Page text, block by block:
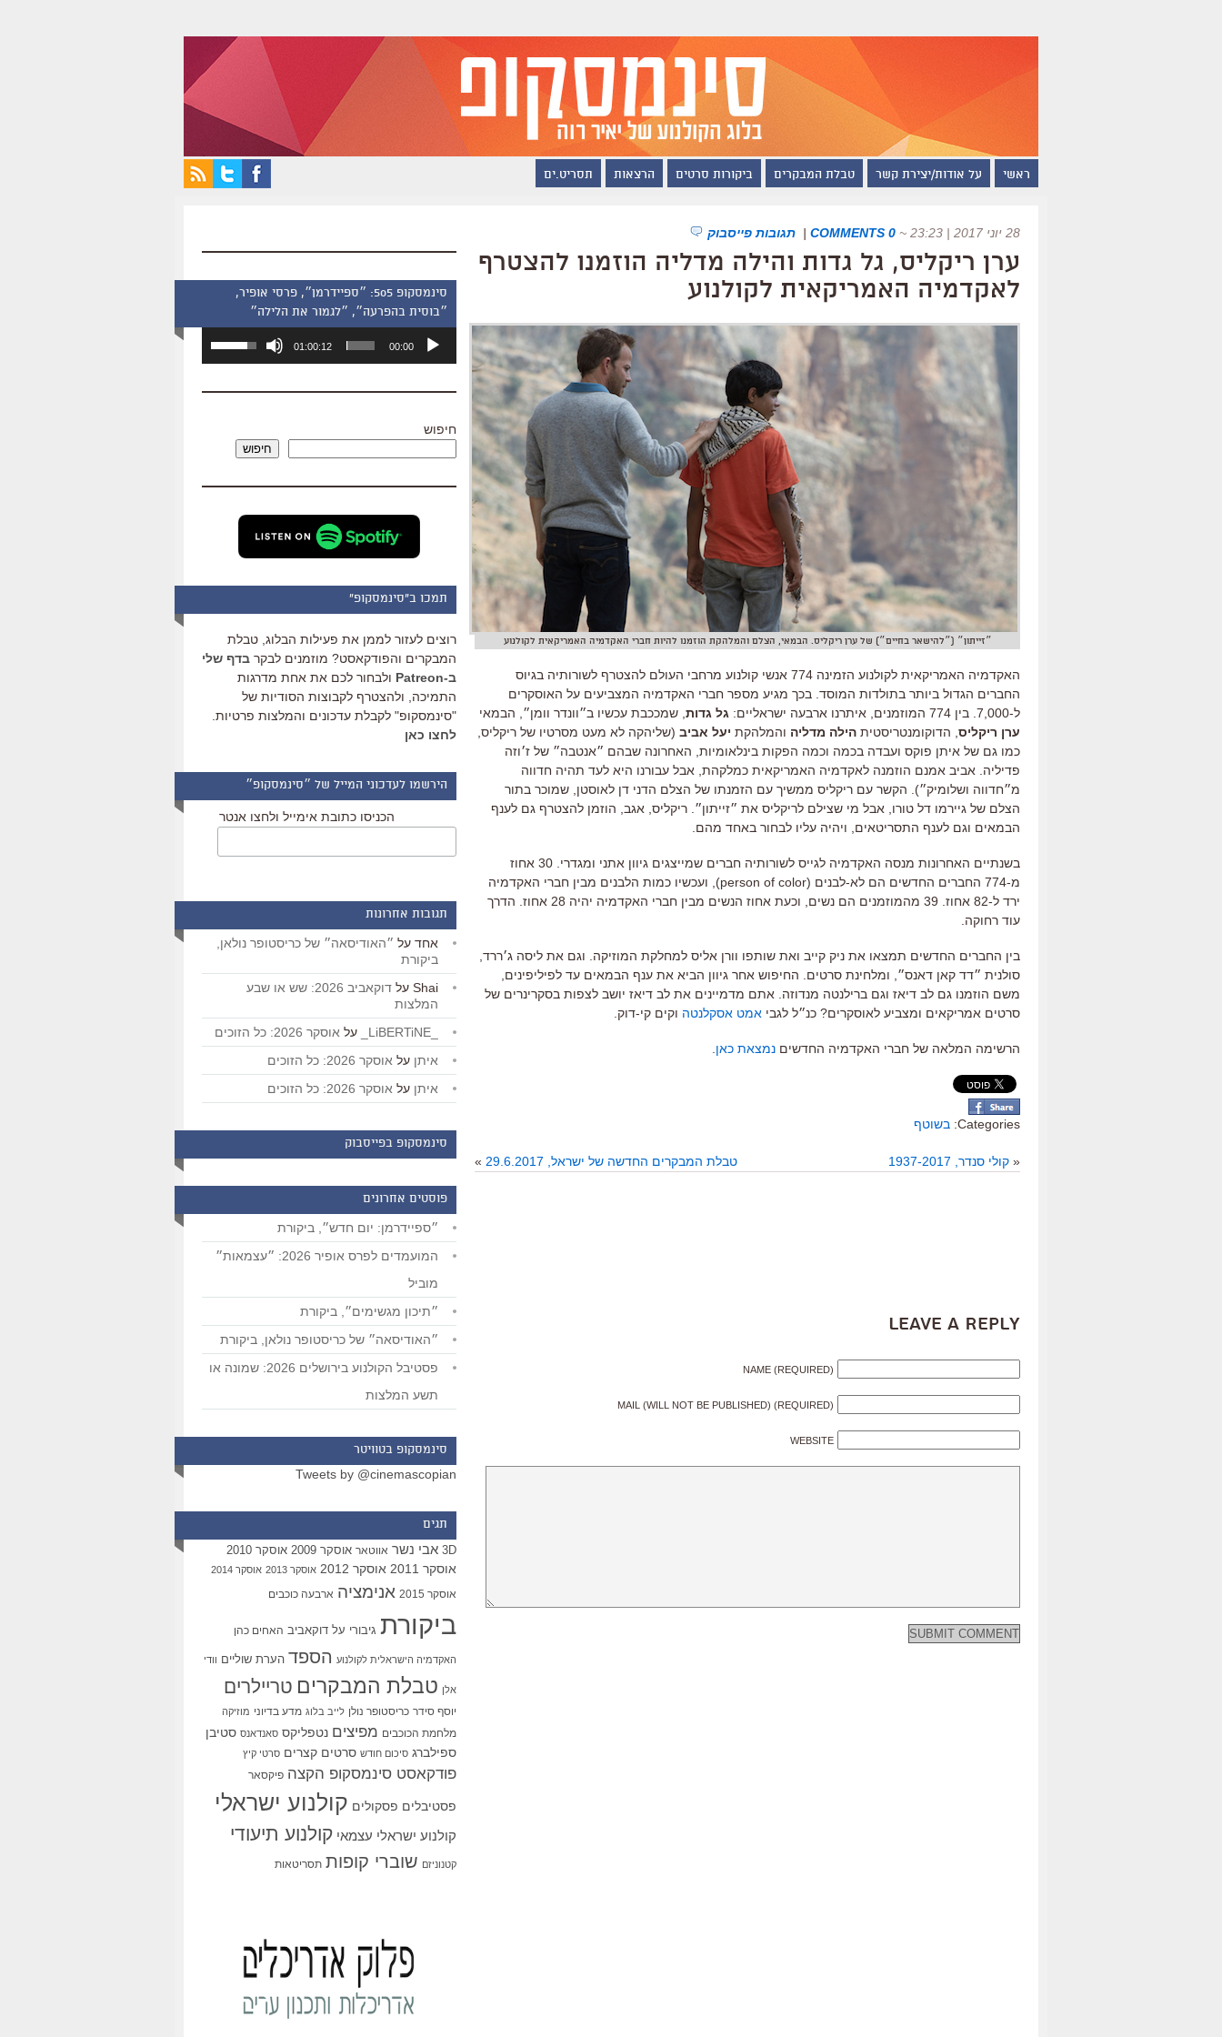
ראשי על אודות/יצירת קשר טבלת המבקרים ביקורות סרטים הרצאות תסריט.ים
28 יוני 2017 | 23:23 ~
0 COMMENTS
| תגובות פייסבוק
ערן ריקליס, גל גדות והילה מדליה הוזמנו להצטרף
לאקדמיה האמריקאית לקולנוע
״זייתון״ (״להישאר בחיים״) של ערן ריקליס. הבמאי, הצלם והמלהקת הוזמנו להיות חברי האקדמיה האמריקאית לקולנוע
האקדמיה האמריקאית לקולנוע הזמינה 774 אנשי קולנוע מרחבי העולם להצטרף לשורותיה בגיוס
החברים הגדול ביותר בתולדות המוסד. בכך מגיע מספר חברי האקדמיה המצביעים על האוסקרים
ל-7,000. בין 774 המוזמנים, איתרנו ארבעה ישראליים:
גל גדות , שמככבת עכשיו ב״וונדר וומן״, הבמאי
ערן ריקליס , הדוקומנטריסטית הילה מדליה והמלהקת יעל אביב (שליהקה לא מעט מסרטיו של ריקליס,
כמו גם של איתן פוקס ועבדה בכמה וכמה הפקות בינלאומיות, האחרונה שבהם ״אנטבה״ של ז׳וזה
פדיליה. אביב אמנם הוזמנה לאקדמיה האמריקאית כמלקהת, אבל עבורנו היא לעד תהיה חדווה
מ״חדווה ושלומיק״). הקשר עם ריקליס ממשיך עם הזמנתו של הצלם הדני דן לאוסטן, שמוכר בתור
הצלם של גיירמו דל טורו, אבל מי שצילם לריקליס את ״זייתון״. ריקליס, אגב, הוזמן להצטרף גם לענף
הבמאים וגם לענף התסריטאים, ויהיה עליו לבחור באחד מהם.
בשנתיים האחרונות מנסה האקדמיה לגייס לשורותיה חברים שמייצגים גיוון אתני ומגדרי. 30 אחוז
מ-774 החברים החדשים הם לא-לבנים (person of color), ועכשיו כמות הלבנים מבין חברי האקדמיה
ירד ל-82 אחוז. 39 מהמוזמנים הם נשים, וכעת אחוז הנשים מבין חברי האקדמיה יהיה 28 אחוז. הדרך
עוד רחוקה.
בין החברים החדשים תמצאו את ניק קייב ואת שותפו וורן אליס למחלקת המוזיקה. וגם את ליסה ג׳ררד,
סולנית ״דד קאן דאנס״, ומלחינת סרטים. החיפוש אחר גיוון הביא את ענף הבמאים עד לפיליפינים,
משם הוזמנו גם לב דיאז וגם ברילנטה מנדוזה. אתם מדמיינים את לב דיאז יושב לצפות בסקרינרים של
סרטים אמריקאים ומצביע לאוסקרים? כנ״ל לגבי אמט אסקלנטה וקים קי-דוק.
הרשימה המלאה של חברי האקדמיה החדשים נמצאת כאן
Categories: בשוטף
« קולי סנדר, 1937-2017 טבלת המבקרים החדשה של ישראל, 29.6.2017 »
Leave a Reply
NAME (REQUIRED)
MAIL (WILL NOT BE PUBLISHED) (REQUIRED)
WEBSITE
סינמסקופ 505: ״ספיידרמן״, פרסי אופיר,
״בוסית בהפרעה״, ״לגמור את הלילה״
אודיו
00:00
01:00:12
השתמש
כדי
שמע.
חיפוש
חיפוש
תמכו ב"סינמסקופ"
רוצים לעזור לממן את פעילות הבלוג, טבלת
המבקרים והפודקאסט? מוזמנים לבקר בדף שלי
ב-Patreon
ולבחור לכם את אחת מדרגות
התמיכה, ולהצטרף לקבוצות הסודיות של
"סינמסקופ" לקבלת עדכונים והמלצות פרטיות.
לחצו כאן
הירשמו לעדכוני המייל של ״סינמסקופ״
הכניסו כתובת אימייל ולחצו אנטר
תגובות אחרונות
אחד על ״האודיסאה״ של כריסטופר נולאן,
ביקורת
Shai על
דוקאביב 2026: שש או שבע
המלצות
על אוסקר 2026: כל הזוכים
איתן על אוסקר 2026: כל הזוכים
איתן על אוסקר 2026: כל הזוכים
סינמסקופ בפייסבוק
פוסטים אחרונים
״ספיידרמן: יום חדש״, ביקורת
המועמדים לפרס אופיר 2026: ״עצמאות״
מוביל
״תיכון מגשימים״, ביקורת
״האודיסאה״ של כריסטופר נולאן, ביקורת
פסטיבל הקולנוע בירושלים 2026: שמונה או
תשע המלצות
סינמסקופ בטוויטר
Tweets by @cinemascopian
תגים
3D אבי נשר אווטאר אוסקר 2009 אוסקר 2010
אוסקר 2011 אוסקר 2012 אוסקר 2013 אוסקר 2014
אוסקר 2015 אנימציה ארבעה כוכבים
ביקורת גיבורי על דוקאביב האחים כהן
האקדמיה הישראלית לקולנוע הספד הערת שוליים וודי
אלן טבלת המבקרים טריילרים
יוסף סידר כריסטופר נולן לייב בלוג מדע בדיוני מוזיקה
מלחמת הכוכבים מפיצים נטפליקס סאנדאנס סטיבן
ספילברג סיכום חודש סרטים קצרים סרטי קיץ
פודקאסט סינמסקופ הקצה פיקסאר
פסטיבלים פסקולים קולנוע ישראלי
קולנוע ישראלי עצמאי קולנוע תיעודי
קטנוניזם שוברי קופות תסריטאות